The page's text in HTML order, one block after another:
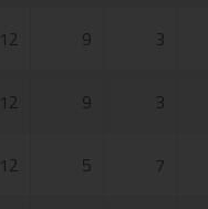
12 9 3
12 9 3
12 5 7